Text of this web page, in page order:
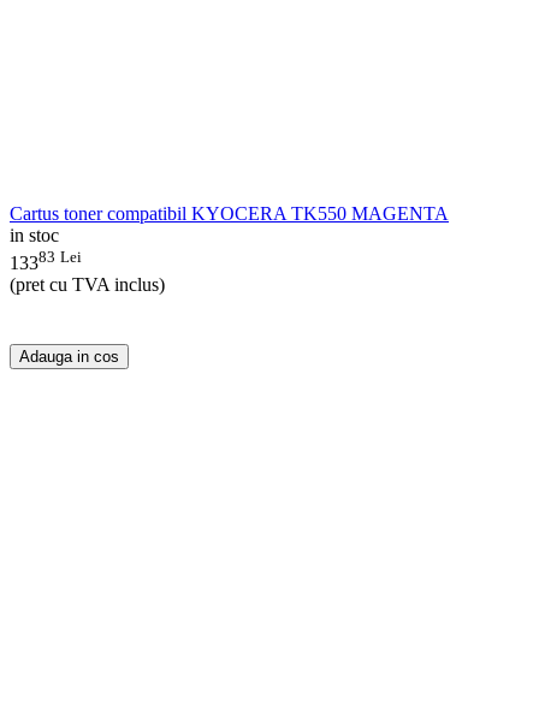
Cartus toner compatibil KYOCERA TK550 MAGENTA
in stoc
13383 Lei
(pret cu TVA inclus)
Adauga in cos